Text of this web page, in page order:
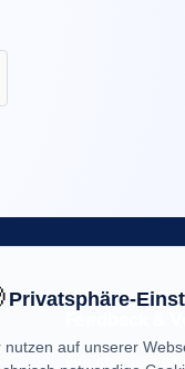
Ihre Meinung
Privatsphäre-
nutzen auf unserer